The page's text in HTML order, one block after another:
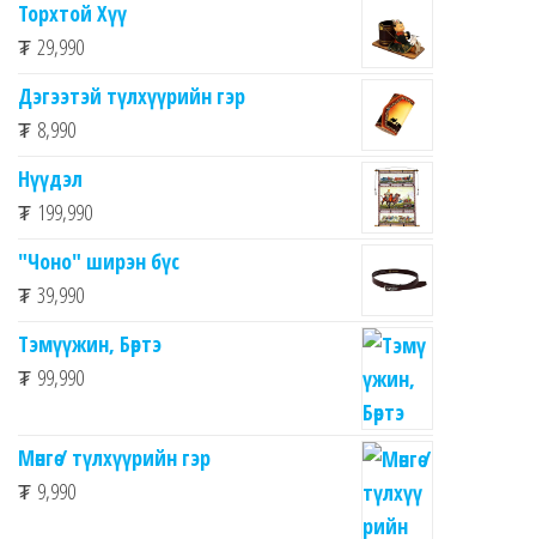
Торхтой Хүү
₮ 29,990
Дэгээтэй түлхүүрийн гэр
₮ 8,990
Нүүдэл
₮ 199,990
"Чоно" ширэн бүс
₮ 39,990
Тэмүүжин, Бөртэ
₮ 99,990
Мөнгө / түлхүүрийн гэр
₮ 9,990